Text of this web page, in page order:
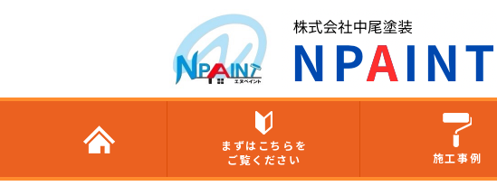
まずはこちらを
ご覧ください
施工事例